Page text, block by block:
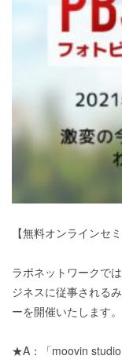
【無料オンラインセ
ラボネットワークで
ジネスに従事される
ーを開催いたします。
★A：「moovin studio